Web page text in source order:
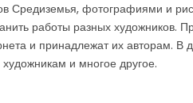
Средиземья, фотографиями и
работы разных
и принадлежат их авторам.
и многое другое.